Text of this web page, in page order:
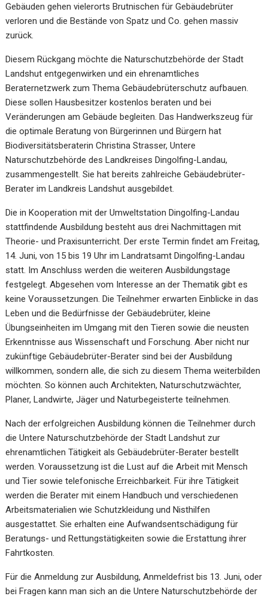
Gebäuden gehen vielerorts Brutnischen für Gebäudebrüter
verloren und die Bestände von Spatz und Co. gehen massiv
zurück.
Diesem Rückgang möchte die Naturschutzbehörde der Stadt
Landshut entgegenwirken und ein ehrenamtliches
Beraternetzwerk zum Thema Gebäudebrüterschutz aufbauen.
Diese sollen Hausbesitzer kostenlos beraten und bei
Veränderungen am Gebäude begleiten. Das Handwerkszeug für
die optimale Beratung von Bürgerinnen und Bürgern hat
Biodiversitätsberaterin Christina Strasser, Untere
Naturschutzbehörde des Landkreises Dingolfing-Landau,
zusammengestellt. Sie hat bereits zahlreiche Gebäudebrüter-
Berater im Landkreis Landshut ausgebildet.
Die in Kooperation mit der Umweltstation Dingolfing-Landau
stattfindende Ausbildung besteht aus drei Nachmittagen mit
Theorie- und Praxisunterricht. Der erste Termin findet am Freitag,
14. Juni, von 15 bis 19 Uhr im Landratsamt Dingolfing-Landau
statt. Im Anschluss werden die weiteren Ausbildungstage
festgelegt. Abgesehen vom Interesse an der Thematik gibt es
keine Voraussetzungen. Die Teilnehmer erwarten Einblicke in das
Leben und die Bedürfnisse der Gebäudebrüter, kleine
Übungseinheiten im Umgang mit den Tieren sowie die neusten
Erkenntnisse aus Wissenschaft und Forschung. Aber nicht nur
zukünftige Gebäudebrüter-Berater sind bei der Ausbildung
willkommen, sondern alle, die sich zu diesem Thema weiterbilden
möchten. So können auch Architekten, Naturschutzwächter,
Planer, Landwirte, Jäger und Naturbegeisterte teilnehmen.
Nach der erfolgreichen Ausbildung können die Teilnehmer durch
die Untere Naturschutzbehörde der Stadt Landshut zur
ehrenamtlichen Tätigkeit als Gebäudebrüter-Berater bestellt
werden. Voraussetzung ist die Lust auf die Arbeit mit Mensch
und Tier sowie telefonische Erreichbarkeit. Für ihre Tätigkeit
werden die Berater mit einem Handbuch und verschiedenen
Arbeitsmaterialien wie Schutzkleidung und Nisthilfen
ausgestattet. Sie erhalten eine Aufwandsentschädigung für
Beratungs- und Rettungstätigkeiten sowie die Erstattung ihrer
Fahrtkosten.
Für die Anmeldung zur Ausbildung, Anmeldefrist bis 13. Juni, oder
bei Fragen kann man sich an die Untere Naturschutzbehörde der